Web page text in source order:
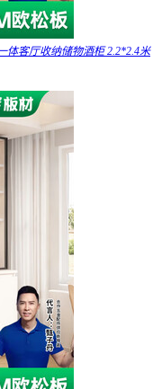
体客厅收纳储物酒柜 2.2*2.4米